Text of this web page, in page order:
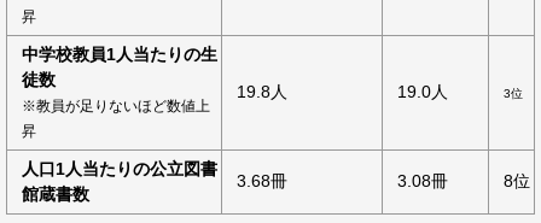
昇
中学校教員1人当たりの生
徒数
※教員が足りないほど数値上
昇
19.8人 19.0人 3位
人口1人当たりの公立図書
館蔵書数
3.68冊 3.08冊 8位